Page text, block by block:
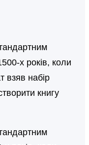
х років, коли
взяв набір
книгу